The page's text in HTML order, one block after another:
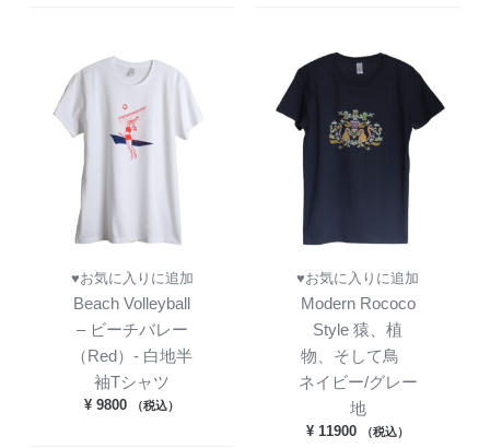
♥お気に入りに追加
Beach Volleyball
– ビーチバレー
（Red）- 白地半
袖Tシャツ
¥ 9800 （税込）
♥お気に入りに追加
Modern Rococo
Style 猿、植
物、そして鳥
ネイビー/グレー
地
¥ 11900 （税込）